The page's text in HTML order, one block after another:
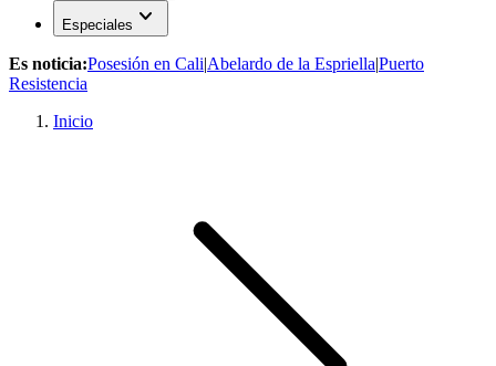
Especiales expand_more
Es noticia:Posesión en Cali|Abelardo de la Espriella|Puerto
Resistencia
Inicio